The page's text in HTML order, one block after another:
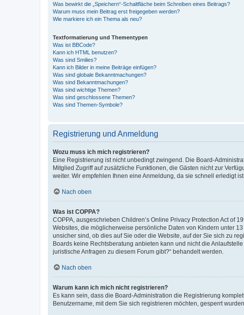
Was bewirkt die „Speichern“-Schaltfläche beim Schreiben eines Beitrags?
Warum muss mein Beitrag erst freigegeben werden?
Wie markiere ich ein Thema als neu?
Textformatierung und Thementypen
Was ist BBCode?
Kann ich HTML benutzen?
Was sind Smilies?
Kann ich Bilder in meine Beiträge einfügen?
Was sind globale Bekanntmachungen?
Was sind Bekanntmachungen?
Was sind wichtige Themen?
Was sind geschlossene Themen?
Was sind Themen-Symbole?
Registrierung und Anmeldung
Wozu muss ich mich registrieren?
Eine Registrierung ist nicht unbedingt zwingend. Die Board-
Mitglied Zugriff auf zusätzliche Funktionen, die Gästen nicht zur
weiter. Wir empfehlen Ihnen eine Anmeldung, da sie schnell erledigt
Nach oben
Was ist COPPA?
COPPA, ausgeschrieben Children’s Online Privacy Protection Act of
Websites, die möglicherweise persönliche Daten von Kindern unter
unsicher sind, ob dies auf Sie oder die Website, auf der Sie sich zu
Boards keine Rechtsberatung anbieten kann und nicht die
juristische Anfragen zu diesem Forum gibt?“ behandelt werden.
Nach oben
Warum kann ich mich nicht registrieren?
Es kann sein, dass die Board-Administration die Registrierung
Benutzername, mit dem Sie sich registrieren möchten, gesperrt